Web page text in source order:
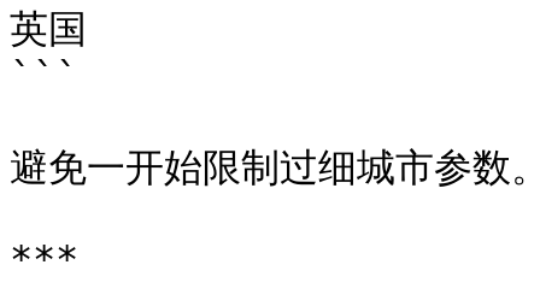
英国
```
避免一开始限制过细城市参数
***